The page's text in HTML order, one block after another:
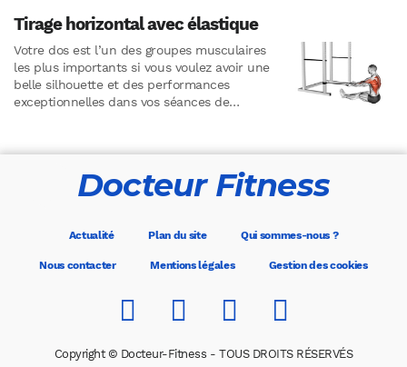
Tirage horizontal avec élastique
Votre dos est l’un des groupes musculaires
les plus importants si vous voulez avoir une
belle silhouette et des performances
exceptionnelles dans vos séances de
Docteur Fitness
Actualité Plan du site Qui sommes-nous ?
Nous contacter Mentions légales Gestion des cookies
Copyright © Docteur-Fitness - TOUS DROITS RÉSERVÉS